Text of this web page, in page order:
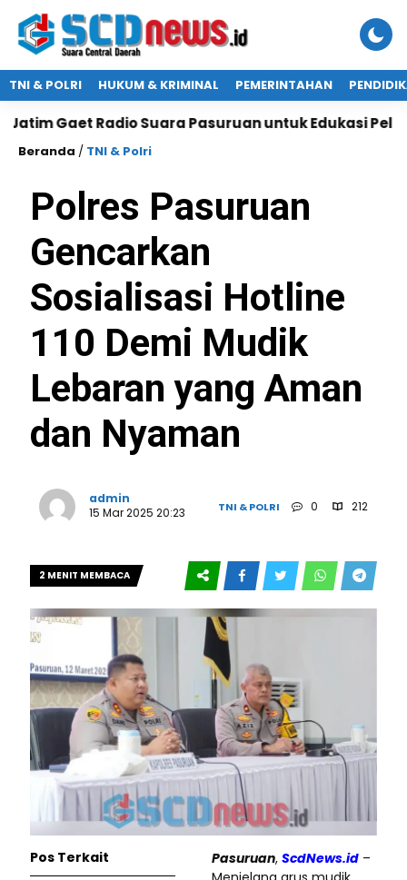
TNI & POLRI HUKUM & KRIMINAL PEMERINTAHAN
Radio Suara Pasuruan untuk Edukasi Pelayanan
Beranda / TNI & Polri
Polres Pasuruan
Gencarkan
Sosialisasi Hotline
110 Demi Mudik
Lebaran yang Aman
dan Nyaman
admin
15 Mar 2025 20:23
TNI & POLRI 0 212
2 MENIT MEMBACA
Pasuruan, ScdNews.id –
Pos Terkait